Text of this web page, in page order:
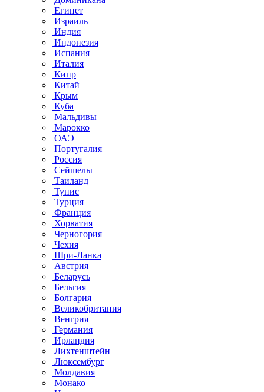
Египет
Израиль
Индия
Индонезия
Испания
Италия
Кипр
Китай
Крым
Куба
Мальдивы
Марокко
ОАЭ
Португалия
Россия
Сейшелы
Таиланд
Тунис
Турция
Франция
Хорватия
Черногория
Чехия
Шри-Ланка
Австрия
Беларусь
Бельгия
Болгария
Великобритания
Венгрия
Германия
Ирландия
Лихтенштейн
Люксембург
Молдавия
Монако